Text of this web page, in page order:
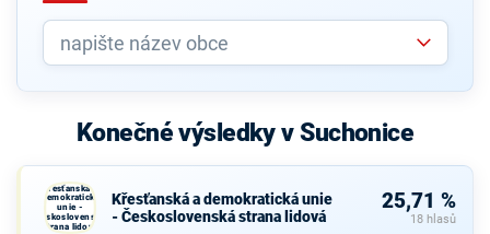
Konečné výsledky v Suchonice
Křesťanská a
demokratická
unie -
Československá
strana lidová
Křesťanská a demokratická unie
- Československá strana lidová
25,71 %
18 hlasů